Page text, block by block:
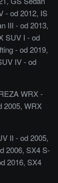
- od 2012, IS
III - od 2013,
SUV I - od
- od 2019,
IV - od
WRX -
2005, WRX
II - od 2005,
2006, SX4 S-
2016, SX4